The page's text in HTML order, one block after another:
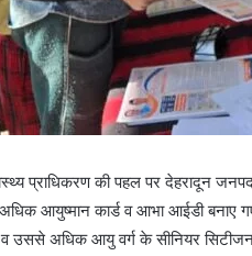
प्राधिकरण की पहल पर देहरादून
आयुष्मान कार्ड व आभा आईडी बनाए
उससे अधिक आयु वर्ग के सीनियर सिटीजन